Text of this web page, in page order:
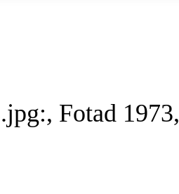
Fotad 1973,